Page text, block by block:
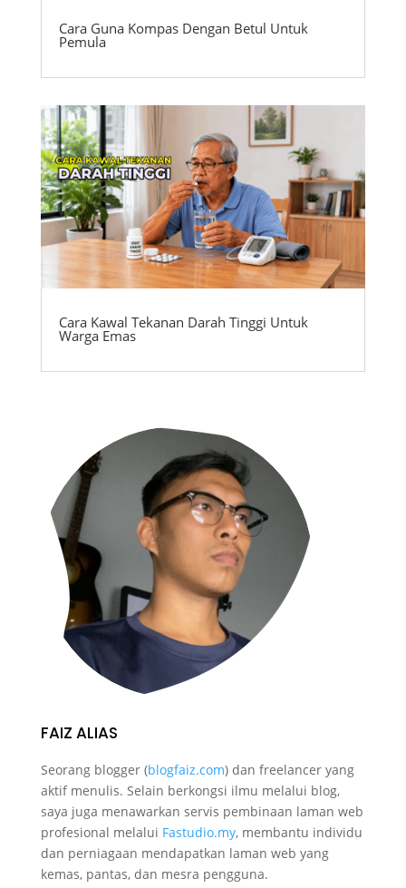
Cara Guna Kompas Dengan Betul Untuk
Pemula
Cara Kawal Tekanan Darah Tinggi Untuk
Warga Emas
FAIZ ALIAS
Seorang blogger (blogfaiz.com) dan freelancer yang
aktif menulis. Selain berkongsi ilmu melalui blog,
saya juga menawarkan servis pembinaan laman web
profesional melalui Fastudio.my, membantu individu
dan perniagaan mendapatkan laman web yang
kemas, pantas, dan mesra pengguna.